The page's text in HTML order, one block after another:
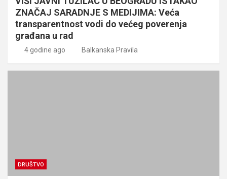
ZNAČAJ SARADNJE S MEDIJIMA: Veća
transparentnost vodi do većeg poverenja
građana u rad
4 godine ago Balkanska Pravila
DRUŠTVO